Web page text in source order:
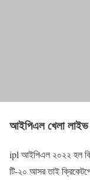
আইপিএল খেলা
ipl আইপিএল ২০২২ হল
টি-২০ আসর তাই